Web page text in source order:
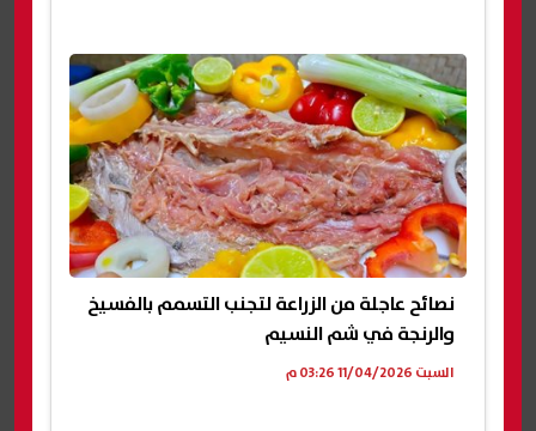
نصائح عاجلة من الزراعة لتجنب التسمم بالفسيخ
والرنجة في شم النسيم
السبت 11/04/2026 03:26 م